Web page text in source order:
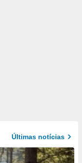
Últimas notícias